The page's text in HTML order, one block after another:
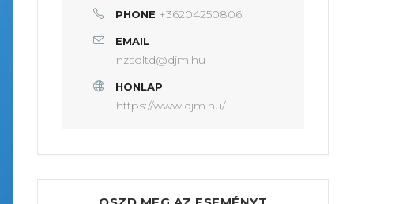
PHONE +36204250806
EMAIL
nzsoltd@djm.hu
HONLAP
https://www.djm.hu/